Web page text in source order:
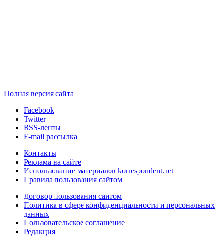
Полная версия сайта
Facebook
Twitter
RSS-ленты
E-mail рассылка
Контакты
Реклама на сайте
Использование материалов korrespondent.net
Правила пользования сайтом
Договор пользования сайтом
Политика в сфере конфиденциальности и персональных
данных
Пользовательское соглашение
Редакция